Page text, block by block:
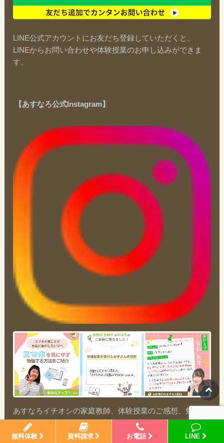
無料体験 資料請求 お電話 LINE
LINE公式アカウントにお友だち登録していただくと、
LINEからお問い合わせや体験授業のお申し込みができま
す。
【あすなろ公式Instagram】
あすなろイチオシの家庭教師、体験授業のご感想、勉強の
お役立ち情報などを随時更新中！ぜひフォローしてチェッ
クしてみてください。